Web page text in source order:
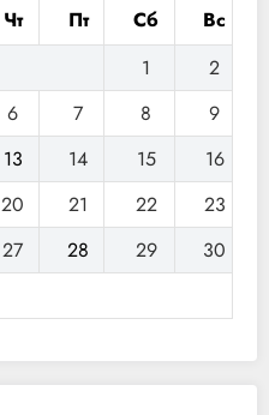
Чт Пт Сб
Вс
1
2
6 7 8
9
13 14 15
16
20 21 22
23
27 28 29
30